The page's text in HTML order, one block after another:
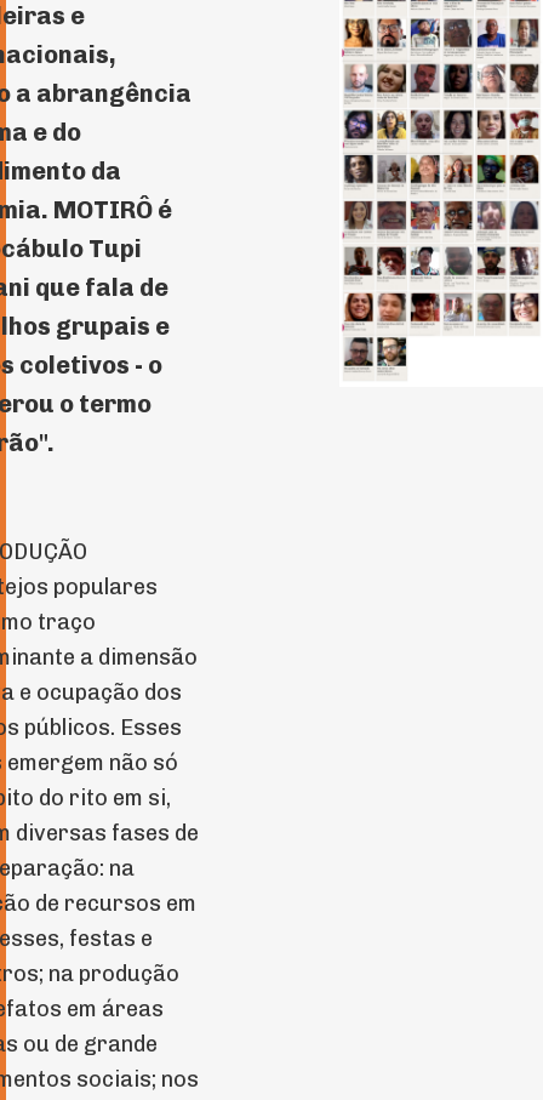
e
a abrangência
e do
da
MOTIRÔ é
Tupi
que fala de
grupais e
coletivos - o
o termo
populares
traço
a dimensão
e ocupação dos
públicos. Esses
não só
do rito em si,
diversas fases de
na
de recursos em
festas e
na produção
em áreas
ou de grande
sociais; nos